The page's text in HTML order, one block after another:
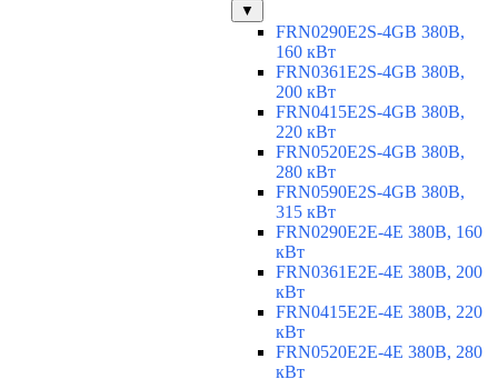
▼
FRN0290E2S-4GB 380В,
160 кВт
FRN0361E2S-4GB 380В,
200 кВт
FRN0415E2S-4GB 380В,
220 кВт
FRN0520E2S-4GB 380В,
280 кВт
FRN0590E2S-4GB 380В,
315 кВт
FRN0290E2E-4E 380В, 160
кВт
FRN0361E2E-4E 380В, 200
кВт
FRN0415E2E-4E 380В, 220
кВт
FRN0520E2E-4E 380В, 280
кВт